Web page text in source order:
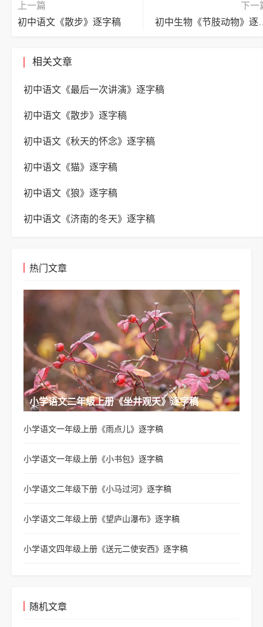
上一篇
初中语文《散步》逐字稿
下一
初中生
相关文章
初中语文《最后一次讲演》逐字稿
初中语文《散步》逐字稿
初中语文《秋天的怀念》逐字稿
初中语文《猫》逐字稿
初中语文《狼》逐字稿
初中语文《济南的冬天》逐字稿
热门文章
小学语文二年级上册《坐井观天》逐字稿
小学语文一年级上册《雨点儿》逐字稿
小学语文一年级上册《小书包》逐字稿
小学语文二年级下册《小马过河》逐字稿
小学语文二年级上册《望庐山瀑布》逐字稿
小学语文四年级上册《送元二使安西》逐字稿
随机文章